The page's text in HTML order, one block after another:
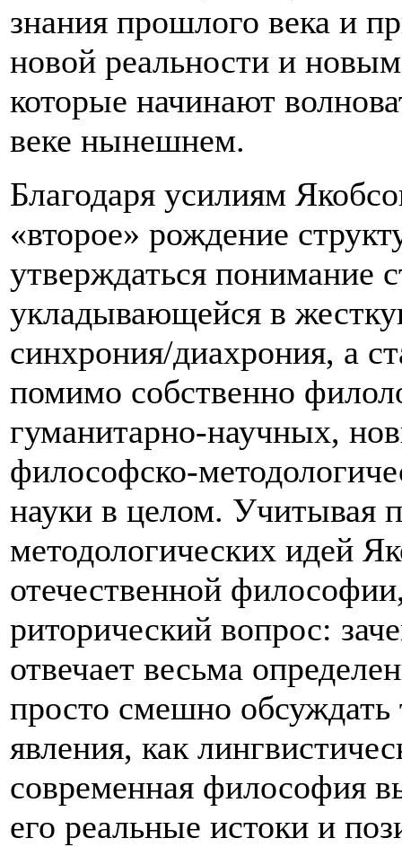
знания прошлого века и
новой реальности и
которые начинают
веке нынешнем.
Благодаря усилиям
«второе» рождение
утверждаться понимание
укладывающейся в
синхрония/диахрония, а
помимо собственно
гуманитарно-научных,
философско-
науки в целом. Учитывая
методологических идей
отечественной
риторический вопрос:
отвечает весьма
просто смешно
явления, как
современная философия
его реальные истоки и